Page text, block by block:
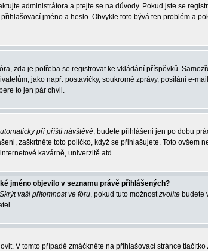
administrátora a ptejte se na důvody. Pokud jste se
jméno a heslo. Obvykle toto bývá ten problém a
zda je potřeba se registrovat ke vkládání příspěvků.
jako např. postavičky, soukromé zprávy, posílání e-
to jen pár chvil.
při příští návštěvě, budete přihlášeni jen po dobu
zaškrtněte toto políčko, když se přihlašujete. Toto ovšem
kavárně, univerzitě atd.
jméno objevilo v seznamu právě přihlášených?
Skrýt vaši přítomnost ve fóru, pokud tuto možnostzvolíte budete
V tomto případě zmáčkněte na přihlašovací stránce tlačítko